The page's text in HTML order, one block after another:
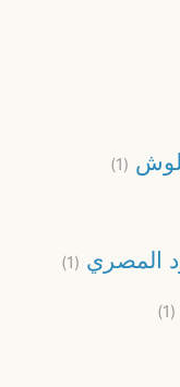
(1)
المصري (1)
(1)